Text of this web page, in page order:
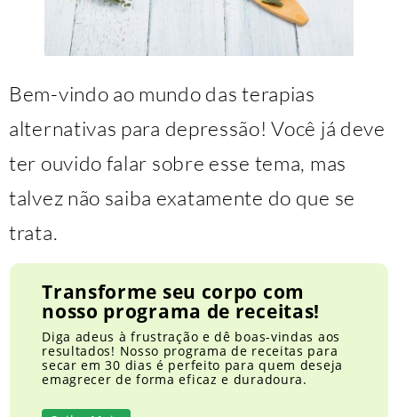
Bem-vindo ao mundo das terapias
alternativas para depressão! Você já deve
ter ouvido falar sobre esse tema, mas
talvez não saiba exatamente do que se
trata.
Transforme seu corpo com
nosso programa de receitas!
Diga adeus à frustração e dê boas-vindas aos
resultados! Nosso programa de receitas para
secar em 30 dias é perfeito para quem deseja
emagrecer de forma eficaz e duradoura.